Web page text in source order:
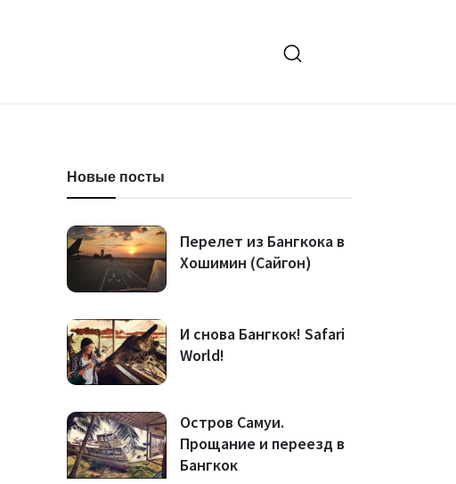
Новые посты
Перелет из Бангкока в
Хошимин (Сайгон)
И снова Бангкок! Safari
World!
Остров Самуи.
Прощание и переезд в
Бангкок